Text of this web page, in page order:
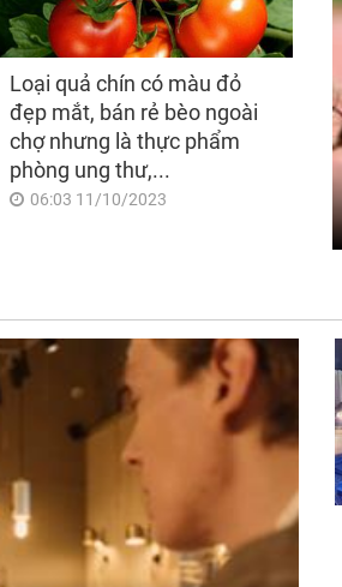
Loại quả chín có màu đỏ
đẹp mắt, bán rẻ bèo ngoài
chợ nhưng là thực phẩm
phòng ung thư,...
06:03 11/10/2023